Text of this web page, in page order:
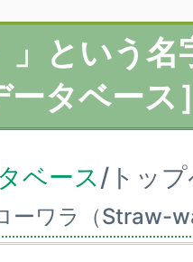
」という名
ータベース］
ベース/トッ
ーワラ（Straw-